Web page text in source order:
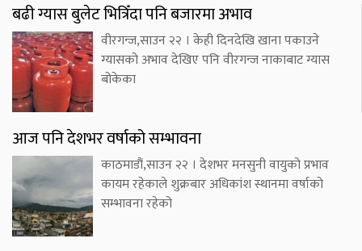
बढी ग्यास बुलेट भित्रिँदा पनि बजारमा अभाव
वीरगन्ज,साउन २२ । केही दिनदेखि खाना पकाउने
ग्यासको अभाव देखिए पनि वीरगन्ज नाकाबाट ग्यास
बोकेका
आज पनि देशभर वर्षाको सम्भावना
काठमाडौं,साउन २२ । देशभर मनसुनी वायुको प्रभाव
कायम रहेकाले शुक्रबार अधिकांश स्थानमा वर्षाको
सम्भावना रहेको